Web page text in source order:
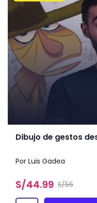
Dibujo de gestos
Por Luis Gadea
S/44.99 S/56